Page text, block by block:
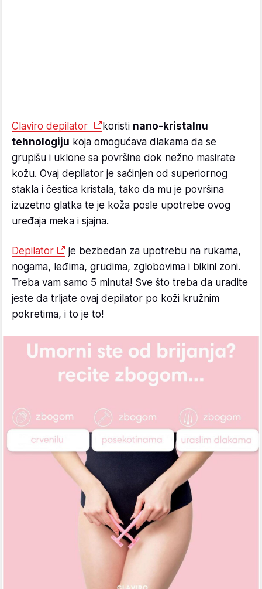
Claviro depilator koristi nano-kristalnu
tehnologiju koja omogućava dlakama da se
grupišu i uklone sa površine dok nežno masirate
kožu. Ovaj depilator je sačinjen od superiornog
stakla i čestica kristala, tako da mu je površina
izuzetno glatka te je koža posle upotrebe ovog
uređaja meka i sjajna.
Depilator
je bezbedan za upotrebu na rukama,
nogama, leđima, grudima, zglobovima i bikini zoni.
Treba vam samo 5 minuta! Sve što treba da uradite
jeste da trljate ovaj depilator po koži kružnim
pokretima, i to je to!